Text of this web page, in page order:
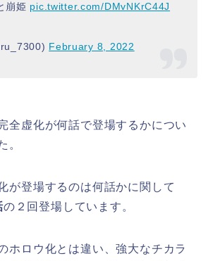
崩姫 pic.twitter.com/DMvNKrC44J
February 8, 2022
全虚化が何話で登場するかについ
。
が登場するのは何話かに関して
の２回登場しています。
ホロウ化とは違い、強大なチカラ